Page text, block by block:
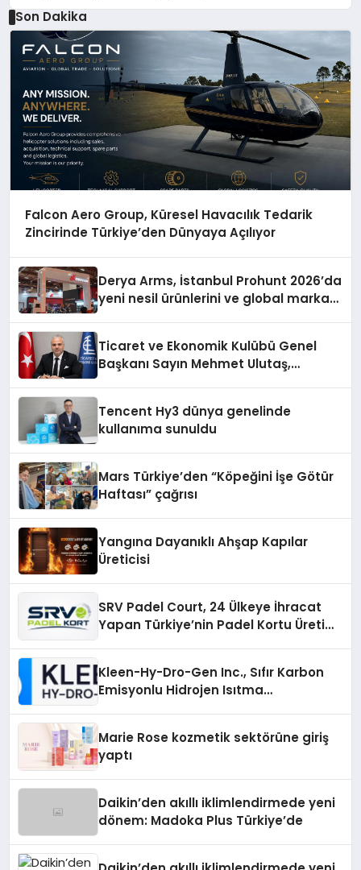
Son Dakika
Falcon Aero Group, Küresel Havacılık Tedarik
Zincirinde Türkiye’den Dünyaya Açılıyor
Derya Arms, İstanbul Prohunt 2026’da
yeni nesil ürünlerini ve global marka
Ticaret ve Ekonomik Kulübü Genel
Başkanı Sayın Mehmet Ulutaş,
Tencent Hy3 dünya genelinde
kullanıma sunuldu
Mars Türkiye’den “Köpeğini İşe Götür
Haftası” çağrısı
Yangına Dayanıklı Ahşap Kapılar
Üreticisi
SRV Padel Court, 24 Ülkeye İhracat
Yapan Türkiye’nin Padel Kortu Üretim
Kleen-Hy-Dro-Gen Inc., Sıfır Karbon
Emisyonlu Hidrojen Isıtma
Marie Rose kozmetik sektörüne giriş
yaptı
Daikin’den akıllı iklimlendirmede yeni
dönem: Madoka Plus Türkiye’de